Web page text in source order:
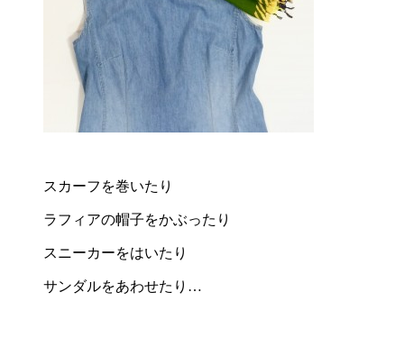
スカーフを巻いたり
ラフィアの帽子をかぶったり
スニーカーをはいたり
サンダルをあわせたり…